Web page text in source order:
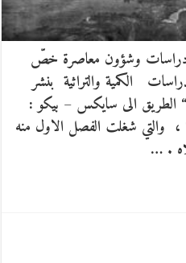
دراسات وشؤون معاصرة خصّ
الكمية والتراثية بنشر
الطريق الى سايكس – بيكو :
، والتي شغلت الفصل الاول منه
. …